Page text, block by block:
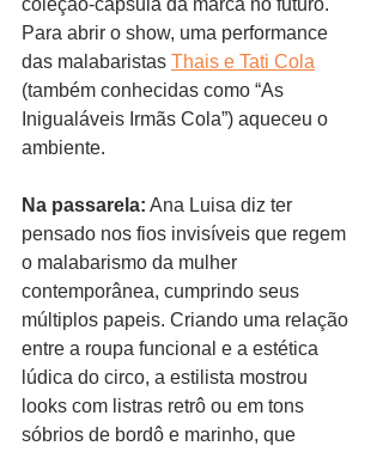
coleção-cápsula da marca no futuro.
Para abrir o show, uma performance
das malabaristas Thais e Tati Cola
(também conhecidas como “As
Inigualáveis Irmãs Cola”) aqueceu o
ambiente.
Na passarela: Ana Luisa diz ter
pensado nos fios invisíveis que regem
o malabarismo da mulher
contemporânea, cumprindo seus
múltiplos papeis. Criando uma relação
entre a roupa funcional e a estética
lúdica do circo, a estilista mostrou
looks com listras retrô ou em tons
sóbrios de bordô e marinho, que